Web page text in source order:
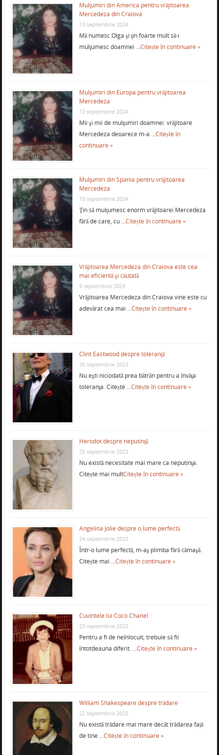
Mulţumiri din America pentru vrăjitoarea
Mercedeza din Craiova
13 septembrie 2024
Mă numesc Olga şi ţin foarte mult să-i
mulţumesc doamnei …Citește în continuare »
Mulţumiri din Europa pentru vrăjitoarea
Mercedeza
12 septembrie 2024
Mii şi mii de mulţumiri doamnei vrăjitoare
Mercedeza deoarece m-a …Citește în
continuare »
Mulţumiri din Spania pentru vrăjitoarea
Mercedeza
10 septembrie 2024
Ţin să mulţumesc enorm vrăjitoarei Mercedeza
fără de care, cu …Citește în continuare »
Vrăjitoarea Mercedeza din Craiova este cea
mai eficientă şi căutată
9 septembrie 2024
Vrăjitoarea Mercedeza din Craiova vine este cu
adevărat cea mai …Citește în continuare »
Clint Eastwood despre toleranţă
26 septembrie 2023
Nu eşti niciodată prea bătrân pentru a învăţa
toleranţa. Citește …Citește în continuare »
Herodot despre neputinţă
25 septembrie 2023
Nu există necesitate mai mare ca neputinţa.
Citește mai multCitește în continuare »
Angelina Jolie despre o lume perfectă
24 septembrie 2023
Într-o lume perfectă, m-aş plimba fără cămaşă.
Citește mai …Citește în continuare »
Cuvintele lui Coco Chanel
23 septembrie 2023
Pentru a fi de neînlocuit, trebuie să fii
întotdeauna diferit. …Citește în continuare »
William Shakespeare despre trădare
22 septembrie 2023
Nu există trădare mai mare decât trădarea față
de tine …Citește în continuare »